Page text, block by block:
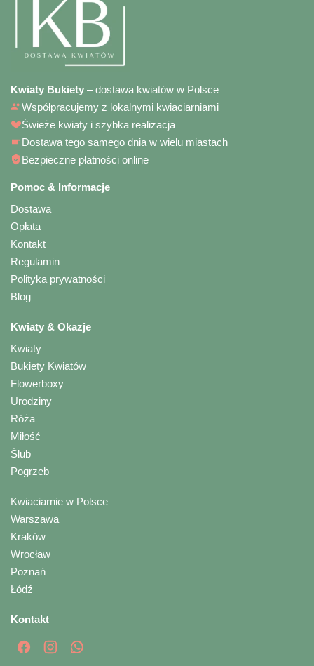
Kwiaty Bukiety – dostawa kwiatów w Polsce
Współpracujemy z lokalnymi kwiaciarniami
Świeże kwiaty i szybka realizacja
Dostawa tego samego dnia w wielu miastach
Bezpieczne płatności online
Pomoc & Informacje
Dostawa
Opłata
Kontakt
Regulamin
Polityka prywatności
Blog
Kwiaty & Okazje
Kwiaty
Bukiety Kwiatów
Flowerboxy
Urodziny
Róża
Miłość
Ślub
Pogrzeb
Kwiaciarnie w Polsce
Warszawa
Kraków
Wrocław
Poznań
Łódź
Kontakt